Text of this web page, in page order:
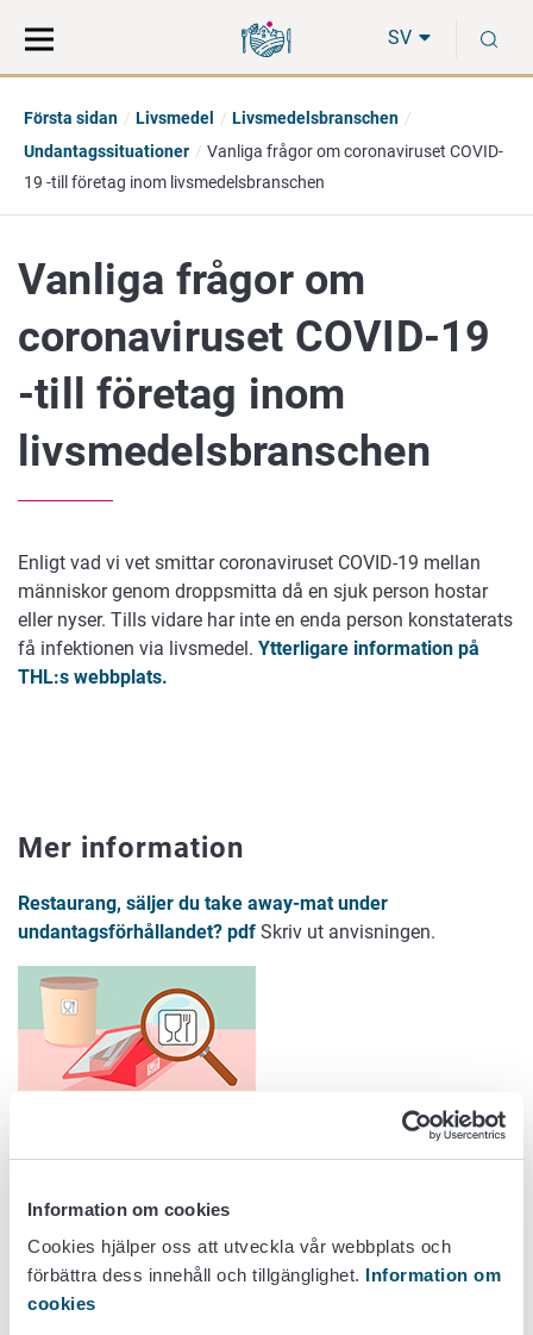
Information om cookies
Cookies hjälper oss att utveckla vår webbplats och
förbättra dess innehåll och tillgänglighet. Information om
cookies
direkt
till
på
hela
SV
Första sidan Livsmedel
Livsmedelsbranschen
Undantagssituationer
Vanliga frågor om coronaviruset COVID-
19 -till företag inom livsmedelsbranschen
Vanliga frågor om
coronaviruset COVID-19
-till företag inom
livsmedelsbranschen
Enligt vad vi vet smittar coronaviruset COVID-19 mellan
människor genom droppsmitta då en sjuk person hostar
eller nyser. Tills vidare har inte en enda person konstaterats
få infektionen via livsmedel. Ytterligare information på
THL:s webbplats.
Mer information
Restaurang, säljer du take away-mat under
undantagsförhållandet? pdf Skriv ut anvisningen.